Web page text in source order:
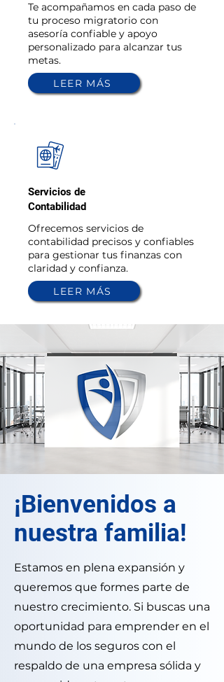
Te acompañamos en cada paso de
tu proceso migratorio con
asesoría confiable y apoyo
personalizado para alcanzar tus
metas.
LEER MÁS
Servicios de
Contabilidad
Ofrecemos servicios de
contabilidad precisos y confiables
para gestionar tus finanzas con
claridad y confianza.
LEER MÁS
¡Bienvenidos a
nuestra familia!
Estamos en plena expansión y
queremos que formes parte de
nuestro crecimiento. Si buscas una
oportunidad para emprender en el
mundo de los seguros con el
respaldo de una empresa sólida y